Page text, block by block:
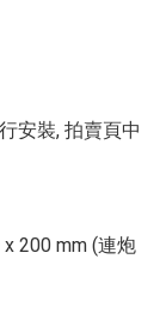
安裝, 拍賣頁中
200 mm (連炮